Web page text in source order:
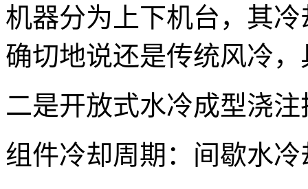
机器分为上下机台，其
确切地说还是传统风冷
二是开放式水冷成型浇注
组件冷却周期：间歇水冷